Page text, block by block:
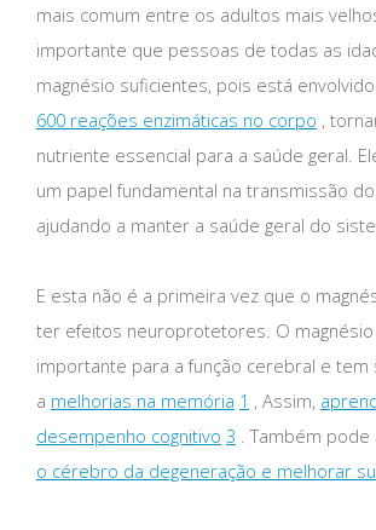
mais comum entre os adultos mais
importante que pessoas de todas as
magnésio suficientes, pois está
600 reações enzimáticas no corpo ,
nutriente essencial para a saúde geral.
um papel fundamental na transmissão
ajudando a manter a saúde geral do
E esta não é a primeira vez que o
ter efeitos neuroprotetores. O
importante para a função cerebral e tem
a melhorias na memória 1 , Assim,
desempenho cognitivo 3 . Também
o cérebro da degeneração e melhorar